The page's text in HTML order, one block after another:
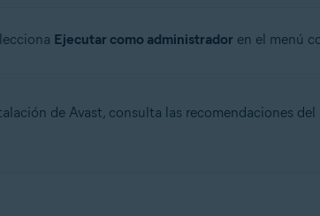
Ejecutar como administrador en el menú
de Avast, consulta las recomendaciones